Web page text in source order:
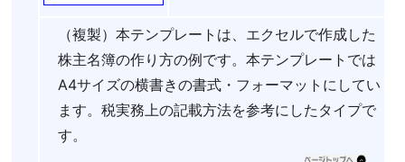
（複製）本テンプレートは、エクセルで作成した
株主名簿の作り方の例です。本テンプレートでは
A4サイズの横書きの書式・フォーマットにしてい
ます。税実務上の記載方法を参考にしたタイプで
す。